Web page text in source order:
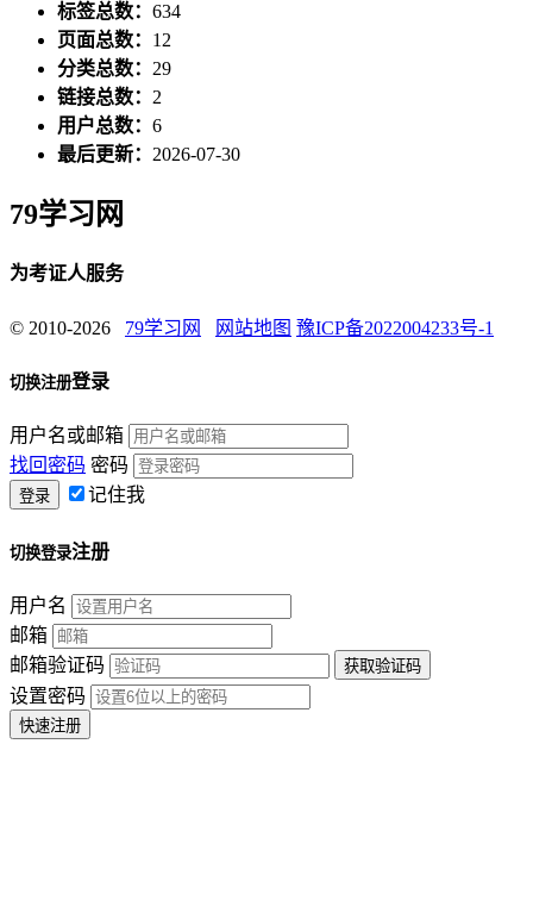
标签总数： 634
页面总数： 12
分类总数： 29
链接总数： 2
用户总数： 6
最后更新： 2026-07-30
79学习网
为考证人服务
© 2010-2026 79学习网 网站地图 豫ICP备2022004233号-1
切换注册登录
用户名或邮箱
找回密码 密码
记住我
切换登录注册
用户名
邮箱
邮箱验证码
设置密码